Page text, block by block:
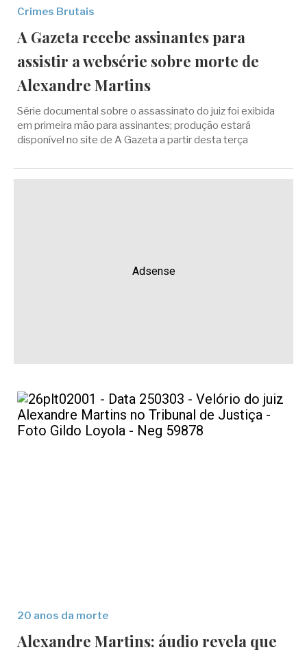
Crimes Brutais
A Gazeta recebe assinantes para
assistir a websérie sobre morte de
Alexandre Martins
Série documental sobre o assassinato do juiz foi exibida
em primeira mão para assinantes; produção estará
disponível no site de A Gazeta a partir desta terça
Adsense
20 anos da morte
Alexandre Martins: áudio revela que